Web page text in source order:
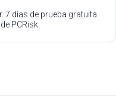
7 días de prueba gratuita
PCRisk.